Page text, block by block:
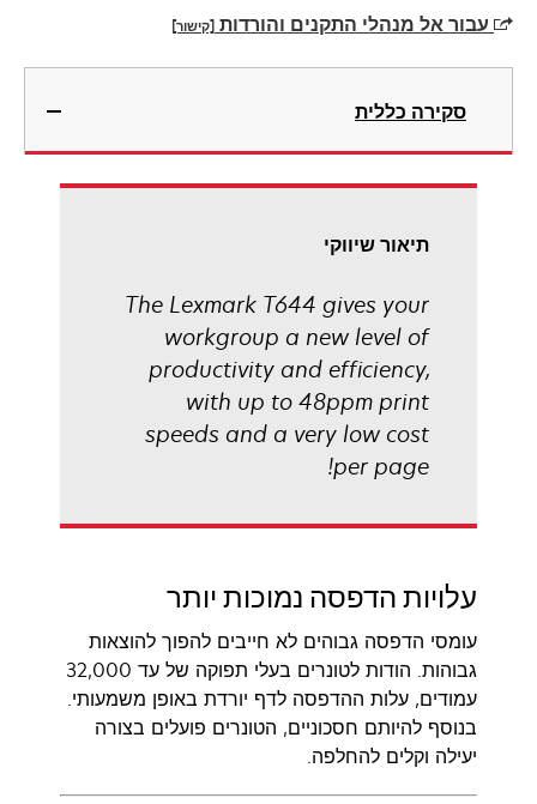
עבור אל מנהלי התקנים והורדות [קישור]
opens
new
סקירה כללית
תיאור שיווקי
The Lexmark T644 gives your
workgroup a new level of
productivity and efficiency,
with up to 48ppm print
speeds and a very low cost
per page!
עלויות הדפסה נמוכות יותר
עומסי הדפסה גבוהים לא חייבים להפוך להוצאות
גבוהות. הודות לטונרים בעלי תפוקה של עד 32,000
עמודים, עלות ההדפסה לדף יורדת באופן משמעותי.
בנוסף להיותם חסכוניים, הטונרים פועלים בצורה
יעילה וקלים להחלפה.